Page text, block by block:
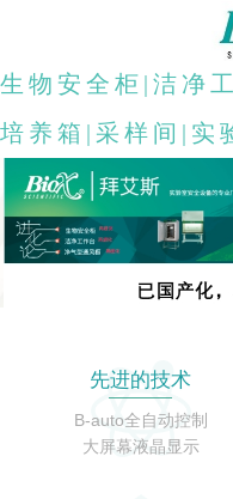
关于我们
产品中心
解决方案
全国售后服务网点
生物安全柜|洁净
培养箱|采样间|实
先进的技术
B-auto全自动控制
大屏幕液晶显示